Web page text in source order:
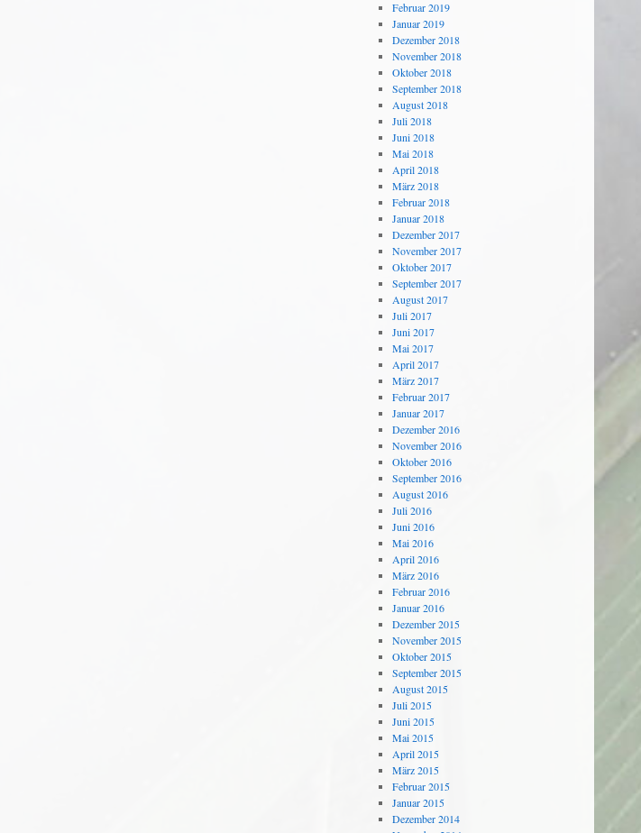
Februar 2019
Januar 2019
Dezember 2018
November 2018
Oktober 2018
September 2018
August 2018
Juli 2018
Juni 2018
Mai 2018
April 2018
März 2018
Februar 2018
Januar 2018
Dezember 2017
November 2017
Oktober 2017
September 2017
August 2017
Juli 2017
Juni 2017
Mai 2017
April 2017
März 2017
Februar 2017
Januar 2017
Dezember 2016
November 2016
Oktober 2016
September 2016
August 2016
Juli 2016
Juni 2016
Mai 2016
April 2016
März 2016
Februar 2016
Januar 2016
Dezember 2015
November 2015
Oktober 2015
September 2015
August 2015
Juli 2015
Juni 2015
Mai 2015
April 2015
März 2015
Februar 2015
Januar 2015
Dezember 2014